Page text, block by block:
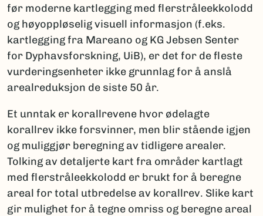
før moderne kartlegging med flerstråleekkolodd
og høyoppløselig visuell informasjon (f.eks.
kartlegging fra Mareano og KG Jebsen Senter
for Dyphavsforskning, UiB), er det for de fleste
vurderingsenheter ikke grunnlag for å anslå
arealreduksjon de siste 50 år.
Et unntak er korallrevene hvor ødelagte
korallrev ikke forsvinner, men blir stående igjen
og muliggjør beregning av tidligere arealer.
Tolking av detaljerte kart fra områder kartlagt
med flerstråleekkolodd er brukt for å beregne
areal for total utbredelse av korallrev. Slike kart
gir mulighet for å tegne omriss og beregne areal